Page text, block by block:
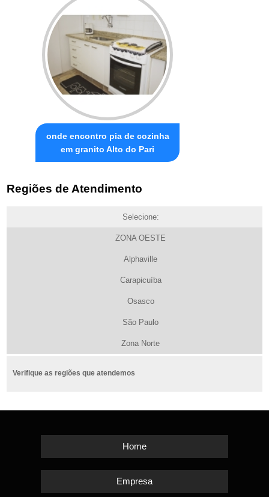
onde encontro pia de cozinha
em granito Alto do Pari
Regiões de Atendimento
Selecione:
ZONA OESTE
Alphaville
Carapicuíba
Osasco
São Paulo
Zona Norte
Verifique as regiões que atendemos
Home
Empresa